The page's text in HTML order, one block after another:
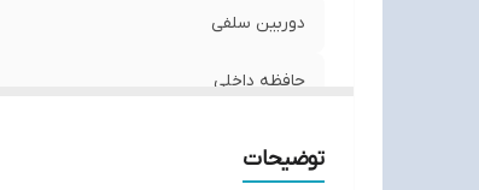
دوربین سلفی
حافظه داخلی
توضیحات